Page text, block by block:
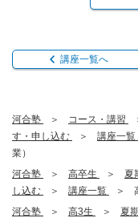
講座一覧へ
河合塾 コース・講習
す・申し込む
講座一覧
業）
河合塾
高卒生 夏
し込む
講座一覧
河合塾
高3生 夏